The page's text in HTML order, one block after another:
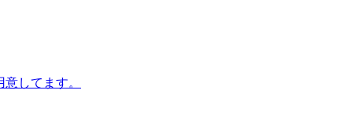
してます。